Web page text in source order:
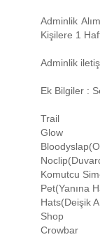
Adminlik
Kişilere 1
Adminlik
Ek Bilgiler :
Trail
Glow
Komutcu
Pet(Yanına
Hats(Deişik
Shop
Crowbar